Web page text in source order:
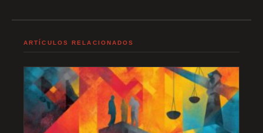
ARTÍCULOS RELACIONADOS